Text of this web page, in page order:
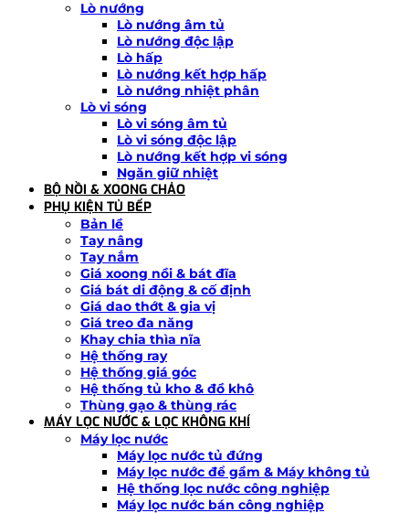
Lò nướng
Lò nướng âm tủ
Lò nướng độc lập
Lò hấp
Lò nướng kết hợp hấp
Lò nướng nhiệt phân
Lò vi sóng
Lò vi sóng âm tủ
Lò vi sóng độc lập
Lò nướng kết hợp vi sóng
Ngăn giữ nhiệt
BỘ NỒI & XOONG CHẢO
PHỤ KIỆN TỦ BẾP
Bản lề
Tay nâng
Tay nắm
Giá xoong nồi & bát đĩa
Giá bát di động & cố định
Giá dao thớt & gia vị
Giá treo đa năng
Khay chia thìa nĩa
Hệ thống ray
Hệ thống giá góc
Hệ thống tủ kho & đồ khô
Thùng gạo & thùng rác
MÁY LỌC NƯỚC & LỌC KHÔNG KHÍ
Máy lọc nước
Máy lọc nước tủ đứng
Máy lọc nước để gầm & Máy không tủ
Hệ thống lọc nước công nghiệp
Máy lọc nước bán công nghiệp